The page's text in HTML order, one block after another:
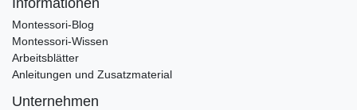
Montessori-Blog
Montessori-Wissen
Arbeitsblätter
Anleitungen und Zusatzmaterial
Unternehmen